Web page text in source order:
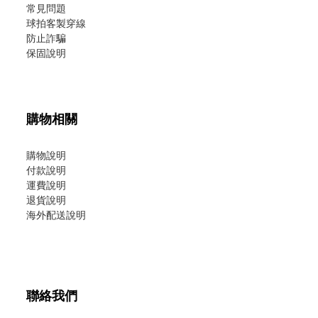
常見問題
球拍客製穿線
防止詐騙
保固說明
購物相關
購物說明
付款說明
運費說明
退貨說明
海外配送說明
聯絡我們